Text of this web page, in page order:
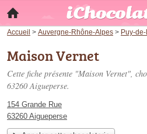
Accueil > Auvergne-Rhône-Alpes > Puy-
Maison Vernet
Cette fiche présente "Maison Vernet",
63260 Aigueperse.
154 Grande Rue
63260 Aigueperse